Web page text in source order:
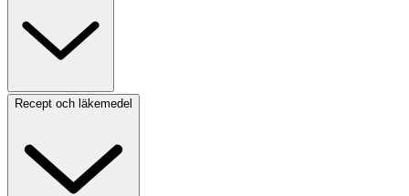
Recept och läkemedel